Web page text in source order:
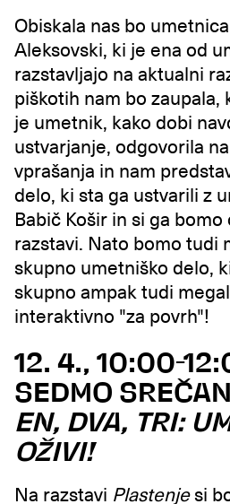
Obiskala nas bo
Aleksovski, ki je ena od
razstavljajo na aktualni
piškotih nam bo zaupala,
je umetnik, kako dobi
ustvarjanje, odgovorila
vprašanja in nam
delo, ki sta ga ustvarili z
Babič Košir in si ga bomo
razstavi. Nato bomo tudi
skupno umetniško delo,
skupno ampak tudi
interaktivno "za povrh"!
12. 4., 10:00-
SEDMO
EN, DVA, TRI:
OŽIVI!
Na razstavi Plastenjesi